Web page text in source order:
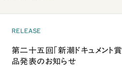
RELEASE
第二十五回「新潮ドキュメント
品発表のお知らせ